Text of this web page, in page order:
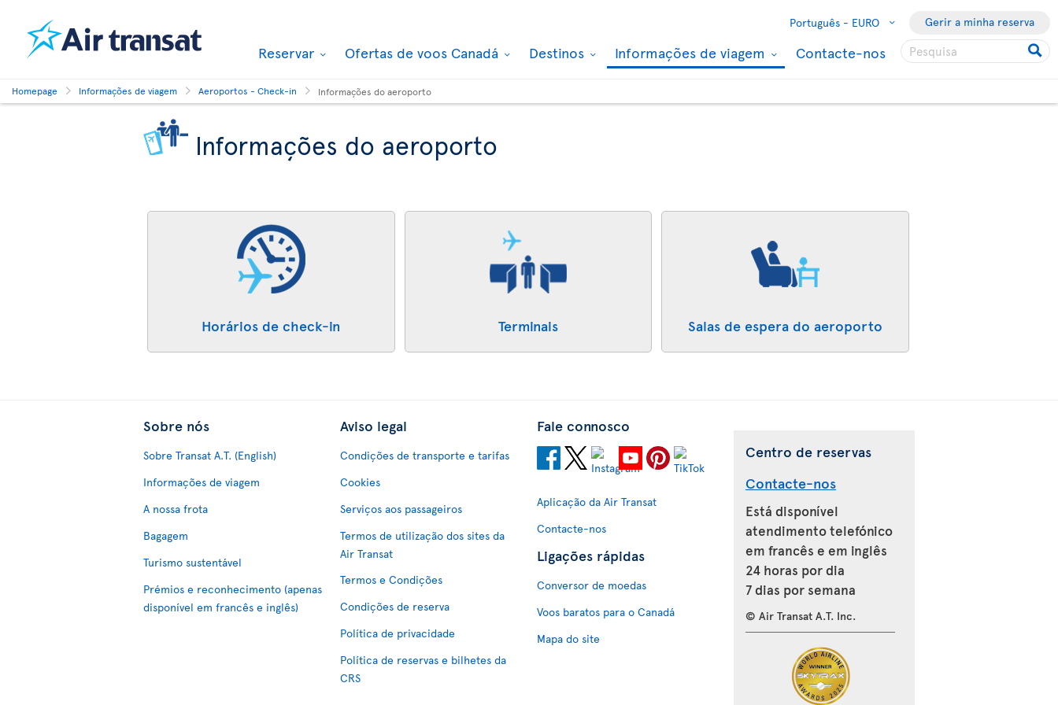
Português - EURO Gerir a minha reserva
Reservar Ofertas de voos Canadá Destinos Informações de viagem Contacte-nos
Homepage Informações de viagem Aeroportos - Check-in Informações do aeroporto
Informações do aeroporto
Horários de check-in Terminais Salas de espera do aeroporto
Sobre nós
Sobre Transat A.T. (English)
Informações de viagem
A nossa frota
Bagagem
Turismo sustentável
Prémios e reconhecimento (apenas
disponível em francês e inglês)
Aviso legal
Condições de transporte e tarifas
Cookies
Serviços aos passageiros
Termos de utilização dos sites da
Air Transat
Termos e Condições
Condições de reserva
Política de privacidade
Política de reservas e bilhetes da
CRS
Fale connosco
Aplicação da Air Transat
Contacte-nos
Ligações rápidas
Conversor de moedas
Voos baratos para o Canadá
Mapa do site
Centro de reservas
Contacte-nos
Está disponível
atendimento telefónico
em francês e em inglês
24 horas por dia
7 dias por semana
© Air Transat A.T. Inc.